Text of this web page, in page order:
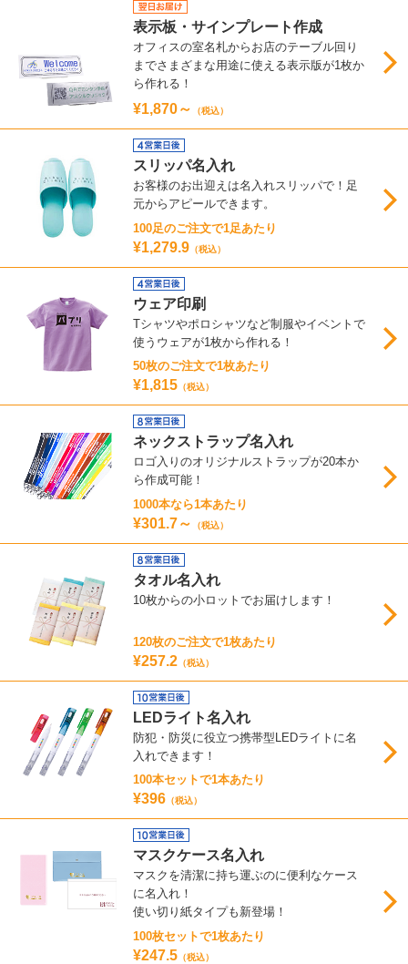
表示板・サインプレート作成
オフィスの室名札からお店のテーブル回り
までさまざまな用途に使える表示版が1枚か
ら作れる！
¥1,870～ （税込）
スリッパ名入れ
お客様のお出迎えは名入れスリッパで！足
元からアピールできます。
100足のご注文で1足あたり
¥1,279.9 （税込）
ウェア印刷
Tシャツやポロシャツなど制服やイベントで
使うウェアが1枚から作れる！
50枚のご注文で1枚あたり
¥1,815 （税込）
ネックストラップ名入れ
ロゴ入りのオリジナルストラップが20本か
ら作成可能！
1000本なら1本あたり
¥301.7～ （税込）
タオル名入れ
10枚からの小ロットでお届けします！
120枚のご注文で1枚あたり
¥257.2 （税込）
LEDライト名入れ
防犯・防災に役立つ携帯型LEDライトに名
入れできます！
100本セットで1本あたり
¥396 （税込）
マスクケース名入れ
マスクを清潔に持ち運ぶのに便利なケース
に名入れ！
使い切り紙タイプも新登場！
100枚セットで1枚あたり
¥247.5 （税込）